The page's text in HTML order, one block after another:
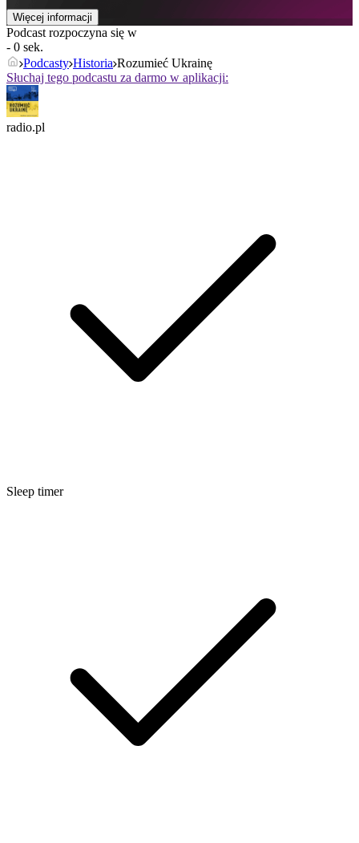
Więcej informacji
Podcast rozpoczyna się w
- 0 sek.
Podcasty Historia Rozumieć Ukrainę
Słuchaj tego podcastu za darmo w aplikacji:
radio.pl
Sleep timer